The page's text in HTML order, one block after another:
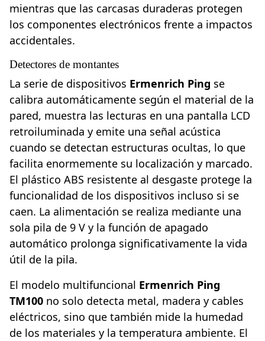
mientras que las carcasas duraderas protegen
los componentes electrónicos frente a impactos
accidentales.
Detectores de montantes
La serie de dispositivos Ermenrich Ping se
calibra automáticamente según el material de la
pared, muestra las lecturas en una pantalla LCD
retroiluminada y emite una señal acústica
cuando se detectan estructuras ocultas, lo que
facilita enormemente su localización y marcado.
El plástico ABS resistente al desgaste protege la
funcionalidad de los dispositivos incluso si se
caen. La alimentación se realiza mediante una
sola pila de 9 V y la función de apagado
automático prolonga significativamente la vida
útil de la pila.
El modelo multifuncional Ermenrich Ping
TM100 no solo detecta metal, madera y cables
eléctricos, sino que también mide la humedad
de los materiales y la temperatura ambiente. El